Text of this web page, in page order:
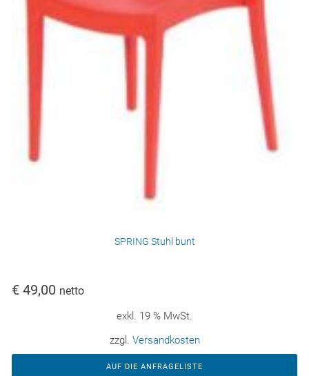
SPRING Stuhl bunt
€ 49,00 netto
exkl. 19 % MwSt.
zzgl. Versandkosten
AUF DIE ANFRAGELISTE